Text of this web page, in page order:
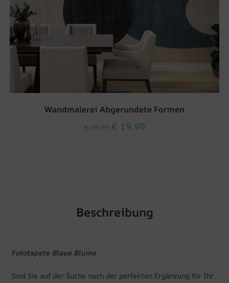
Wandmalerei Abgerundete Formen
€ 19.90
Beschreibung
Fototapete Blaue Blume
Sind Sie auf der Suche nach der perfekten Ergänzung für Ihr